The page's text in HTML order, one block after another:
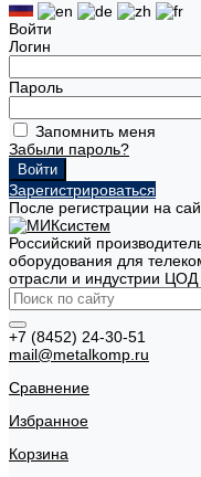
Войти
Логин
Пароль
Запомнить меня
Забыли пароль?
Зарегистрироваться
После регистрации на
Российский
оборудования для
отрасли и индустрии ЦОД
+7 (8452) 24-30-51
mail@metalkomp.ru
Сравнение
Избранное
Корзина